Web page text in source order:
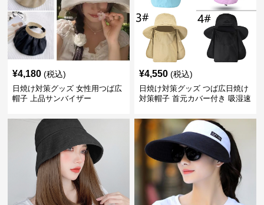
¥4,180 (税込)
日焼け対策グッズ 女性用つば広
帽子 上品サンバイザー
¥4,550 (税込)
日焼け対策グッズ つば広日焼け
対策帽子 首元カバー付き 吸湿速